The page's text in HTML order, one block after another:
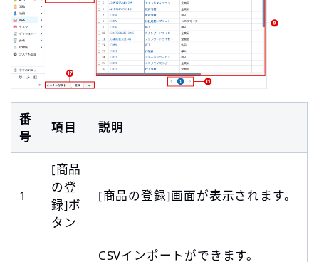
番
号
項目 説明
1
[商品
の登
録]ボ
タン
[商品の登録]画面が表示されます。
CSVインポートができます。